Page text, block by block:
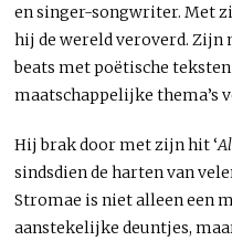
en singer-songwriter. Met
hij de wereld veroverd.
beats met poëtische
maatschappelijke thema’s
Hij brak door met zijn hit ‘
sindsdien de harten van
Stromae is niet alleen een
aanstekelijke deuntjes,